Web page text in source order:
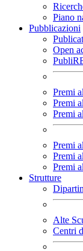
Piano
Pubblicazioni
Open
Premi
Premi
Premi
Premi
Premi
Premi
Strutture
Alte
Centri